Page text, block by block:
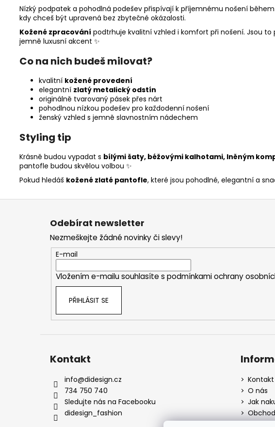
Nízký podpatek a pohodlná podešev přispívají k příjemnému nošení
kdy chceš být upravená bez zbytečné okázalosti.
Kožené zpracování podtrhuje kvalitní vzhled i komfort při nošení. Jsou
jemně luxusní akcent ✨
Co na nich budeš milovat?
kvalitní kožené provedení
elegantní zlatý metalický odstín
originálně tvarovaný pásek přes nárt
pohodlnou nízkou podešev pro každodenní nošení
ženský vzhled s jemně slavnostním nádechem
Styling tip
Krásně budou vypadat s bílými šaty, béžovými kalhotami, lněným
pantofle budou skvělou volbou ✨
Pokud hledáš kožené zlaté pantofle, které jsou pohodlné, elegantní a
Z
Odebírat newsletter
Nezmeškejte žádné novinky či slevy!
E-mail
Vložením e-mailu souhlasíte s podmínkami ochrany
PŘIHLÁSIT SE
Kontakt
info@didesign.cz
734 750 740
Sledujte nás na Facebooku
didesign_fashion
Kontakt
O nás
Jak
Cookies